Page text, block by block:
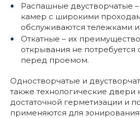
Распашные двустворчатые
камер с широкими
обслуживаются тележками
Откатные – их
открывания не
перед проемом.
Одностворчатые и
также технологические двери
достаточной герметизации и
применяются для